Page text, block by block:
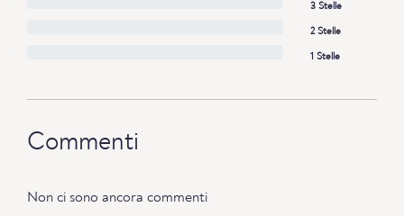
3 Stelle
2 Stelle
1 Stelle
Commenti
Non ci sono ancora commenti